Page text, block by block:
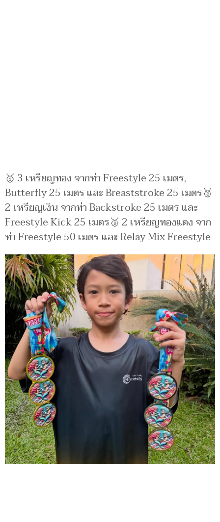
🥇 3 เหรียญทอง จากท่า Freestyle 25 เมตร,
Butterfly 25 เมตร และ Breaststroke 25 เมตร🥈
2 เหรียญเงิน จากท่า Backstroke 25 เมตร และ
Freestyle Kick 25 เมตร🥉 2 เหรียญทองแดง จาก
ท่า Freestyle 50 เมตร และ Relay Mix Freestyle